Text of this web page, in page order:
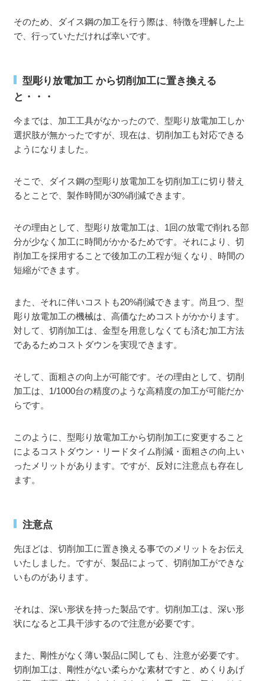
そのため、ダイス鋼の加工を行う際は、特徴を理解した上
で、行っていただければ幸いです。
型彫り放電加工 から切削加工に置き換える
と・・・
今までは、加工工具がなかったので、型彫り放電加工しか
選択肢が無かったですが、現在は、切削加工も対応できる
ようになりました。
そこで、ダイス鋼の型彫り放電加工を切削加工に切り替え
るとことで、製作時間が30%削減できます。
その理由として、型彫り放電加工は、1回の放電で削れる部
分が少なく加工に時間がかかるためです。それにより、切
削加工を採用することで後加工の工程が短くなり、時間の
短縮ができます。
また、それに伴いコストも20%削減できます。尚且つ、型
彫り放電加工の機械は、高価なためコストがかかります。
対して、切削加工は、金型を用意しなくても済む加工方法
であるためコストダウンを実現できます。
そして、面粗さの向上が可能です。その理由として、切削
加工は、1/1000台の精度のような高精度の加工が可能だか
らです。
このように、型彫り放電加工から切削加工に変更すること
によるコストダウン・リードタイム削減・面粗さの向上い
ったメリットがあります。ですが、反対に注意点も存在し
ます。
注意点
先ほどは、切削加工に置き換える事でのメリットをお伝え
いたしました。ですが、製品によって、切削加工ができな
いものがあります。
それは、深い形状を持った製品です。切削加工は、深い形
状になると工具干渉するので注意が必要です。
また、剛性がなく薄い製品に関しても、注意が必要です。
切削加工は、剛性がない柔らかな素材ですと、めくりあげ